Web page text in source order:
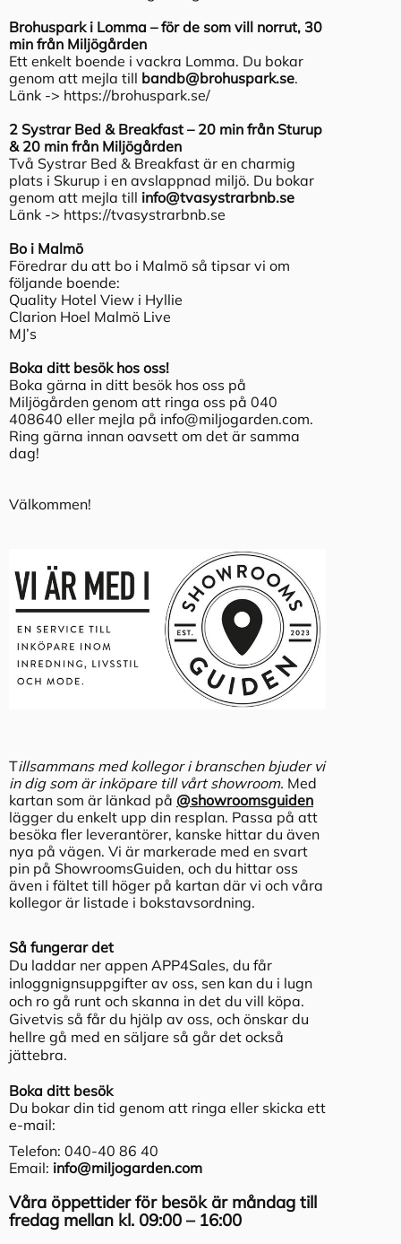
Brohuspark i Lomma – för de som vill norrut, 30
min från Miljögården
Ett enkelt boende i vackra Lomma. Du bokar
genom att mejla till bandb@brohuspark.se.
Länk -> https://brohuspark.se/
2 Systrar Bed & Breakfast – 20 min från Sturup
& 20 min från Miljögården
Två Systrar Bed & Breakfast är en charmig
plats i Skurup i en avslappnad miljö. Du bokar
genom att mejla till info@tvasystrarbnb.se
Länk -> https://tvasystrarbnb.se
Bo i Malmö
Föredrar du att bo i Malmö så tipsar vi om
följande boende:
Quality Hotel View i Hyllie
Clarion Hoel Malmö Live
MJ’s
Boka ditt besök hos oss!
Boka gärna in ditt besök hos oss på
Miljögården genom att ringa oss på 040
408640 eller mejla på info@miljogarden.com.
Ring gärna innan oavsett om det är samma
dag!
Välkommen!
Tillsammans med kollegor i branschen bjuder vi
in dig som är inköpare till vårt showroom. Med
kartan som är länkad på @showroomsguiden
lägger du enkelt upp din resplan. Passa på att
besöka fler leverantörer, kanske hittar du även
nya på vägen. Vi är markerade med en svart
pin på ShowroomsGuiden, och du hittar oss
även i fältet till höger på kartan där vi och våra
kollegor är listade i bokstavsordning.
Så fungerar det
Du laddar ner appen APP4Sales, du får
inloggnignsuppgifter av oss, sen kan du i lugn
och ro gå runt och skanna in det du vill köpa.
Givetvis så får du hjälp av oss, och önskar du
hellre gå med en säljare så går det också
jättebra.
Boka ditt besök
Du bokar din tid genom att ringa eller skicka ett
e-mail:
Telefon: 040-40 86 40
Email: info@miljogarden.com
Våra öppettider för besök är måndag till
fredag mellan kl. 09:00 – 16:00